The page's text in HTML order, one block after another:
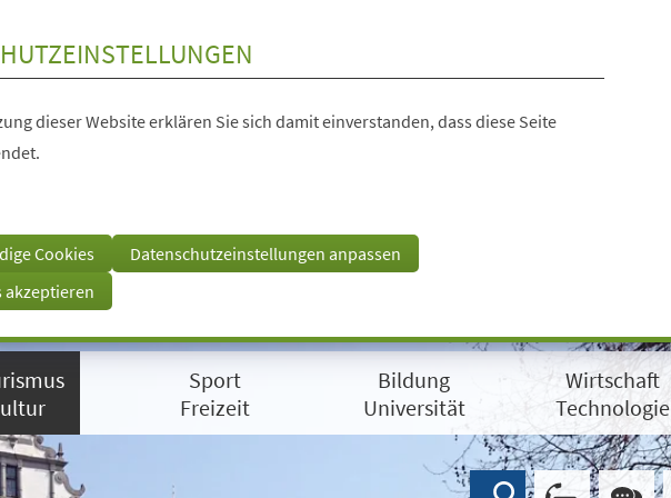
dieser Website erklären Sie sich damit einverstanden, dass diese Seite
Cookies
Datenschutzeinstellungen anpassen
akzeptieren
Sport
Freizeit
Bildung
Universität
Wirtschaft
Technologie